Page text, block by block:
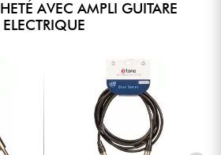
AVEC AMPLI GUITARE
ELECTRIQUE